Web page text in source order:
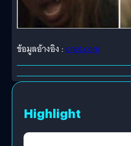
ข้อมูลอ้างอิง : cnet.com
Highlight